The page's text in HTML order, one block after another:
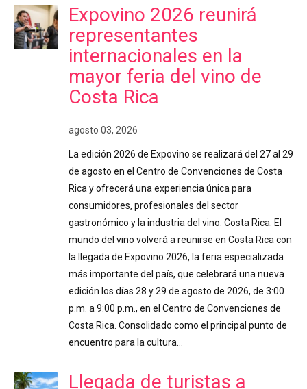
Expovino 2026 reunirá
representantes
internacionales en la
mayor feria del vino de
Costa Rica
agosto 03, 2026
La edición 2026 de Expovino se realizará del 27 al 29
de agosto en el Centro de Convenciones de Costa
Rica y ofrecerá una experiencia única para
consumidores, profesionales del sector
gastronómico y la industria del vino. Costa Rica. El
mundo del vino volverá a reunirse en Costa Rica con
la llegada de Expovino 2026, la feria especializada
más importante del país, que celebrará una nueva
edición los días 28 y 29 de agosto de 2026, de 3:00
p.m. a 9:00 p.m., en el Centro de Convenciones de
Costa Rica. Consolidado como el principal punto de
encuentro para la cultura…
Llegada de turistas a